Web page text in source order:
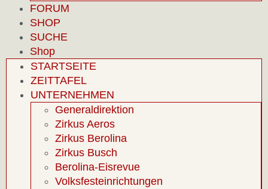
FORUM
SHOP
SUCHE
Shop
STARTSEITE
ZEITTAFEL
UNTERNEHMEN
Generaldirektion
Zirkus Aeros
Zirkus Berolina
Zirkus Busch
Berolina-Eisrevue
Volksfesteinrichtungen